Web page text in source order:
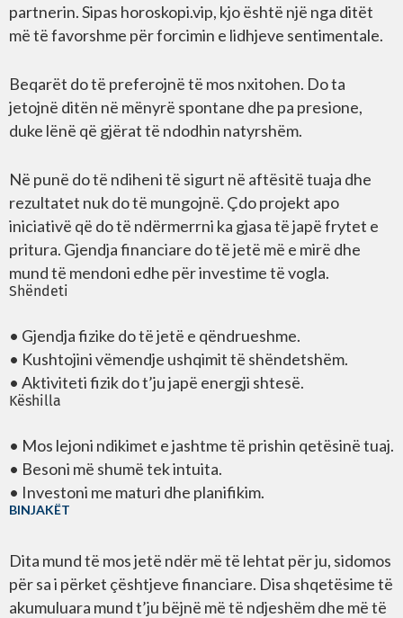
partnerin. Sipas horoskopi.vip, kjo është një nga ditët
më të favorshme për forcimin e lidhjeve sentimentale.
Beqarët do të preferojnë të mos nxitohen. Do ta
jetojnë ditën në mënyrë spontane dhe pa presione,
duke lënë që gjërat të ndodhin natyrshëm.
Në punë do të ndiheni të sigurt në aftësitë tuaja dhe
rezultatet nuk do të mungojnë. Çdo projekt apo
iniciativë që do të ndërmerrni ka gjasa të japë frytet e
pritura. Gjendja financiare do të jetë më e mirë dhe
mund të mendoni edhe për investime të vogla.
Shëndeti
• Gjendja fizike do të jetë e qëndrueshme.
• Kushtojini vëmendje ushqimit të shëndetshëm.
• Aktiviteti fizik do t’ju japë energji shtesë.
Këshilla
• Mos lejoni ndikimet e jashtme të prishin qetësinë tuaj.
• Besoni më shumë tek intuita.
• Investoni me maturi dhe planifikim.
BINJAKËT
Dita mund të mos jetë ndër më të lehtat për ju, sidomos
për sa i përket çështjeve financiare. Disa shqetësime të
akumuluara mund t’ju bëjnë më të ndjeshëm dhe më të